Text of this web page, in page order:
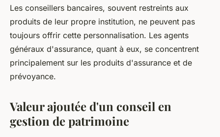
Les conseillers bancaires, souvent restreints aux
produits de leur propre institution, ne peuvent pas
toujours offrir cette personnalisation. Les agents
généraux d'assurance, quant à eux, se concentrent
principalement sur les produits d'assurance et de
prévoyance.
Valeur ajoutée d'un conseil en
gestion de patrimoine